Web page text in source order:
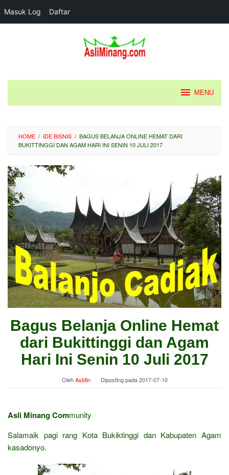
Masuk Log Daftar
MENU
HOME / IDE BISNIS / BAGUS BELANJA ONLINE HEMAT DARI
BUKITTINGGI DAN AGAM HARI INI SENIN 10 JULI 2017
Bagus Belanja Online Hemat
dari Bukittinggi dan Agam
Hari Ini Senin 10 Juli 2017
OlehAsMin Diposting pada2017-07-10
Asli Minang Community
Salamaik pagi rang Kota Bukiktinggi dan Kabupaten Agam
kasadonyo.